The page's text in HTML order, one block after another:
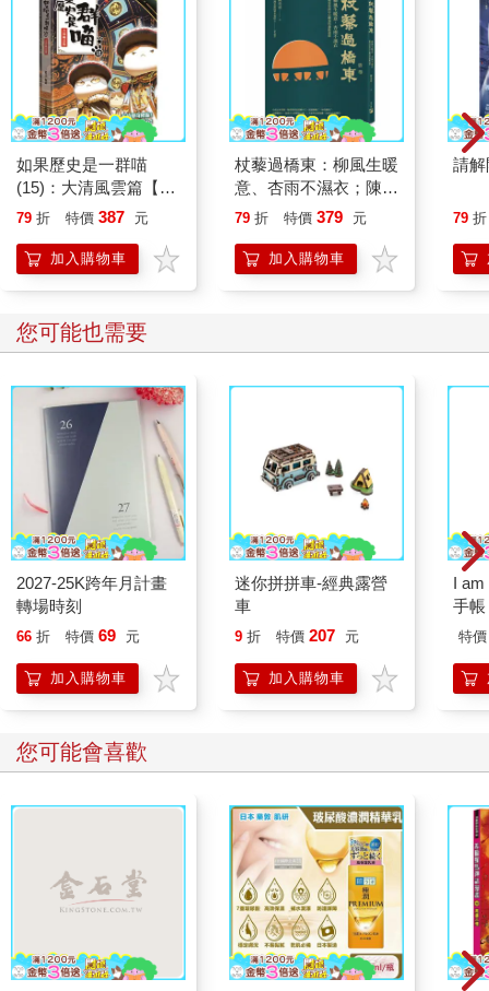
如果歷史是一群喵
(15)：大清風雲篇【萌
貓漫畫學歷史】
79 折 特價 387 元
加入購物車
杖藜過橋東：柳風生暖
意、杏雨不濕衣；陳亮
恭談以心轉境的適齡漫
79 折 特價 379 元
加入購物車
請解
79 折
您可能也需要
2027-25K跨年月計畫
轉場時刻
66 折 特價 69 元
加入購物車
迷你拼拼車-經典露營
車
9 折 特價 207 元
加入購物車
I am
手
特價
您可能會喜歡